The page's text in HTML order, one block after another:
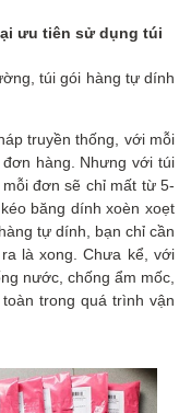
ưu tiên sử dụng túi
túi gói hàng tự dính
truyền thống, với mỗi
hàng. Nhưng với túi
đơn sẽ chỉ mất từ 5-
băng dính xoèn xoẹt
tự dính, bạn chỉ cần
là xong. Chưa kể, với
nước, chống ẩm mốc,
trong quá trình vận